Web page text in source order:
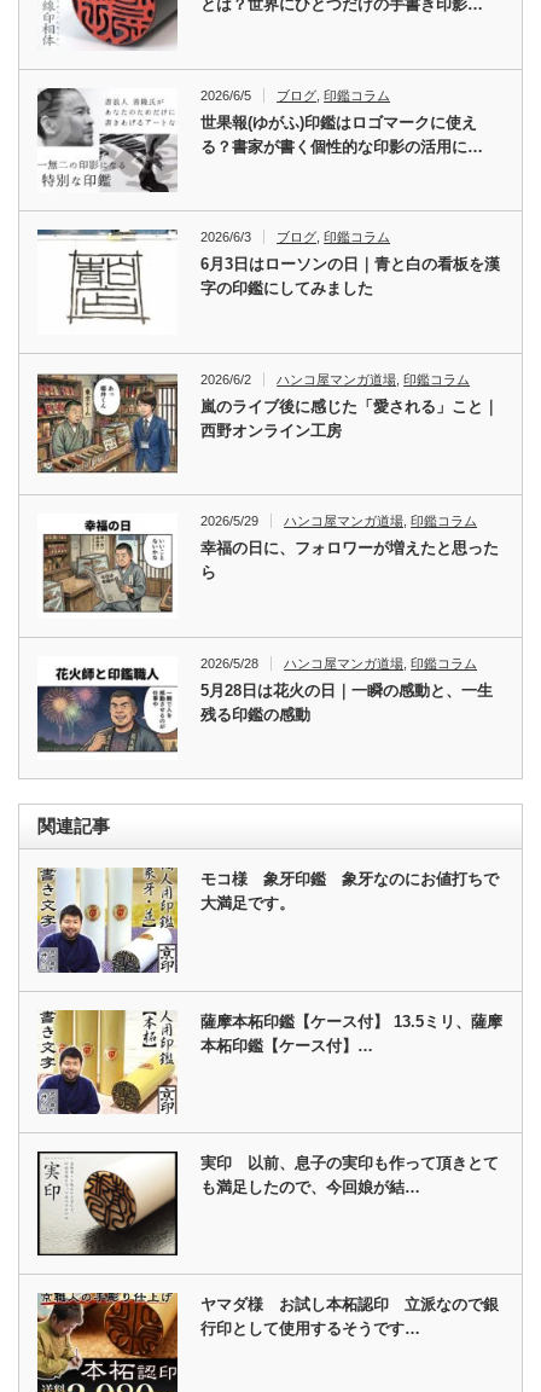
とは？世界にひとつだけの手書き印影…
2026/6/5 ブログ ,印鑑コラム
世果報(ゆがふ)印鑑はロゴマークに使え
る？書家が書く個性的な印影の活用に…
2026/6/3 ブログ 印鑑コラム
6月3日はローソンの日｜青と白の看板を漢
字の印鑑にしてみました
2026/6/2 ハンコ屋マンガ道場 ,印鑑コラム
嵐のライブ後に感じた「愛される」こと｜
西野オンライン工房
2026/5/29 ハンコ屋マンガ道場 ,印鑑コラム
幸福の日に、フォロワーが増えたと思った
ら
2026/5/28 ハンコ屋マンガ道場 ,印鑑コラム
5月28日は花火の日｜一瞬の感動と、一生
残る印鑑の感動
関連記事
モコ様 象牙印鑑 象牙なのにお値打ちで
大満足です。
薩摩本柘印鑑【ケース付】 13.5ミリ、薩摩
本柘印鑑【ケース付】…
実印 以前、息子の実印も作って頂きとて
も満足したので、今回娘が結…
ヤマダ様 お試し本柘認印 立派なので銀
行印として使用するそうです…